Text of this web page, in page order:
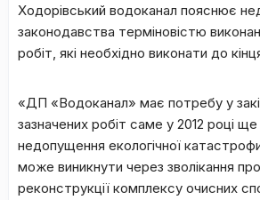
Ходорівський водоканал пояснює
законодавства терміновістю
робіт, які необхідно виконати до
«ДП «Водоканал» має потребу у
зазначених робіт саме у 2012 році
недопущення екологічної
може виникнути через зволікання
реконструкції комплексу очисних